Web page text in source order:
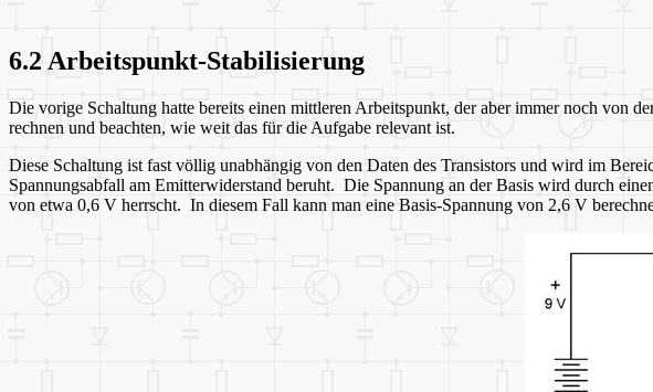
6.2 Arbeitspunkt-Stabilisierung
Die vorige Schaltung hatte bereits einen mittleren Arbeitspunkt, der aber immer noch von
rechnen und beachten, wie weit das für die Aufgabe relevant ist.
Diese Schaltung ist fast völlig unabhängig von den Daten des Transistors und wird im
Spannungsabfall am Emitterwiderstand beruht. Die Spannung an der Basis wird durch
von etwa 0,6 V herrscht. In diesem Fall kann man eine Basis-Spannung von 2,6 V